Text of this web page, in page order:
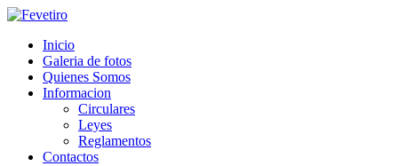
Inicio
Galeria de fotos
Quienes Somos
Informacion
Circulares
Leyes
Reglamentos
Contactos